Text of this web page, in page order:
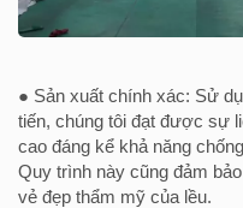
● Sản xuất chính xác: Sử
tiến, chúng tôi đạt được sự
cao đáng kể khả năng
Quy trình này cũng đảm
vẻ đẹp thẩm mỹ của lều.